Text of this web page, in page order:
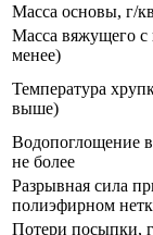
Масса основы, г/
Масса вяжущего
менее)
Температура
выше)
Водопоглощение в
не более
Разрывная сила
полиэфирном
Потери посыпки,